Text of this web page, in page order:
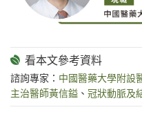
諮詢專家： 中國醫藥大學附設
主治醫師黃信鎰 、 冠狀動脈及